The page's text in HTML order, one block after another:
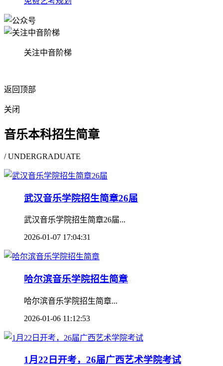
关注中音阶梯
返回顶部
关闭
音乐本科招生简章
/ UNDERGRADUATE
武汉音乐学院招生简章26届
武汉音乐学院招生简章26届...
2026-01-07 17:04:31
哈尔滨音乐学院招生简章
哈尔滨音乐学院招生简章...
2026-01-06 11:12:53
1月22日开考，26届广西艺术学院考试